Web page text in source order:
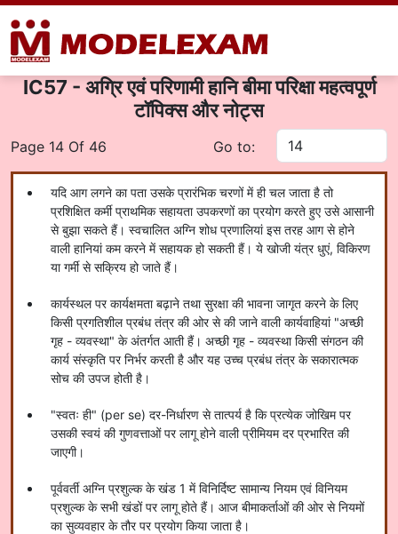
IC57 - अग्रि एवं परिणामी हानि बीमा परिक्षा महत्वपूर्ण
टॉपिक्स और नोट्स
Page 14 Of 46 Go to:
यदि आग लगने का पता उसके प्रारंभिक चरणों में ही चल जाता है तो
प्रशिक्षित कर्मी प्राथमिक सहायता उपकरणों का प्रयोग करते हुए उसे आसानी
से बुझा सकते हैं। स्वचालित अग्नि शोध प्रणालियां इस तरह आग से होने
वाली हानियां कम करने में सहायक हो सकती हैं। ये खोजी यंत्र धुएं, विकिरण
या गर्मी से सक्रिय हो जाते हैं।
कार्यस्थल पर कार्यक्षमता बढ़ाने तथा सुरक्षा की भावना जागृत करने के लिए
किसी प्रगतिशील प्रबंध तंत्र की ओर से की जाने वाली कार्यवाहियां "अच्छी
गृह - व्यवस्था" के अंतर्गत आती हैं। अच्छी गृह - व्यवस्था किसी संगठन की
कार्य संस्कृति पर निर्भर करती है और यह उच्च प्रबंध तंत्र के सकारात्मक
सोच की उपज होती है।
"स्वतः ही" (per se) दर-निर्धारण से तात्पर्य है कि प्रत्येक जोखिम पर
उसकी स्वयं की गुणवत्ताओं पर लागू होने वाली प्रीमियम दर प्रभारित की
जाएगी।
पूर्ववर्ती अग्नि प्रशुल्क के खंड 1 में विनिर्दिष्ट सामान्य नियम एवं विनियम
प्रशुल्क के सभी खंडों पर लागू होते हैं। आज बीमाकर्ताओं की ओर से नियमों
का सुव्यवहार के तौर पर प्रयोग किया जाता है।